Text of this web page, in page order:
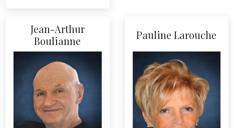
Jean-Arthur
Boulianne
Pauline Larouche